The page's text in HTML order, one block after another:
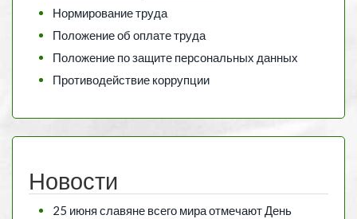
Нормирование труда
Положение об оплате труда
Положение по защите персональных данных
Противодействие коррупции
Новости
25 июня славяне всего мира отмечают День